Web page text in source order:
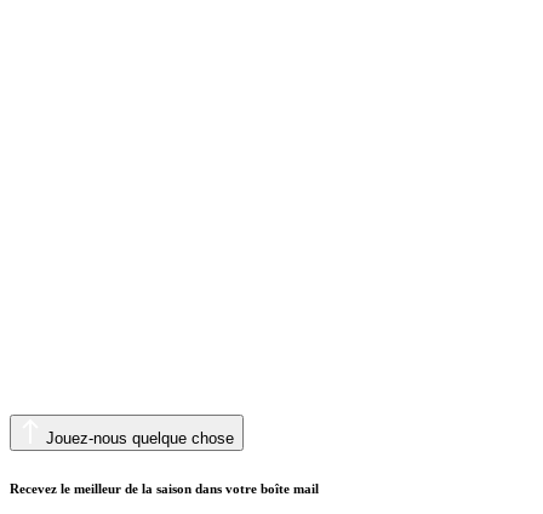
Jouez-nous quelque chose
Recevez le meilleur de la saison dans votre boîte mail